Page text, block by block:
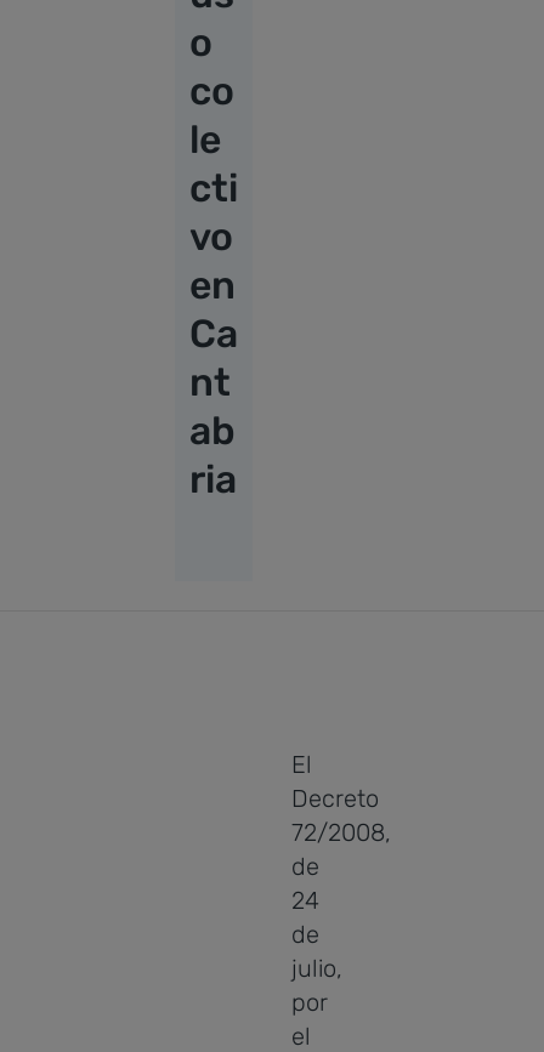
o
co
le
cti
vo
en
Ca
nt
ab
ria
El
Decreto
72/2008,
de
24
de
julio,
por
el